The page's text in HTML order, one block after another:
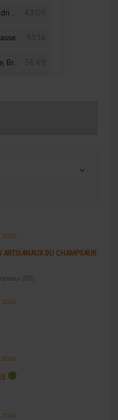
2026
ARTISANAUX DU CHAMPSAUR
(05)
2026
2026
2026